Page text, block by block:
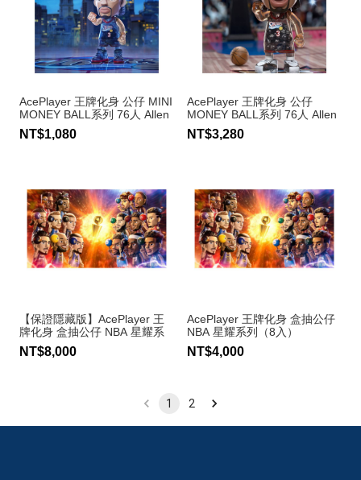
AcePlayer 王牌化身 公仔 MINI
MONEY BALL系列 76人 Allen
Iverson #3
NT$1,080
AcePlayer 王牌化身 公仔
MONEY BALL系列 76人 Allen
Iverson #3
NT$3,280
【保證隱藏版】AcePlayer 王
牌化身 盒抽公仔 NBA 星耀系
列（16入）
NT$8,000
AcePlayer 王牌化身 盒抽公仔
NBA 星耀系列（8入）
NT$4,000
1 2